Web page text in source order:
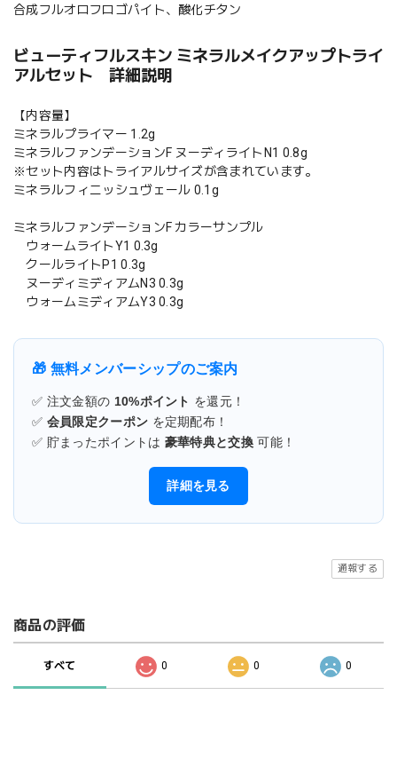
合成フルオロフロゴパイト、酸化チタン
ビューティフルスキン ミネラルメイクアップトライ
アルセット 詳細説明
【内容量】
ミネラルプライマー 1.2g
ミネラルファンデーションF ヌーディライトN1 0.8g
※セット内容はトライアルサイズが含まれています。
ミネラルフィニッシュヴェール 0.1g
ミネラルファンデーションF カラーサンプル
ウォームライトY1 0.3g
クールライトP1 0.3g
ヌーディミディアムN3 0.3g
ウォームミディアムY3 0.3g
🎁 無料メンバーシップのご案内
✅ 注文金額の 10%ポイント を還元！
✅ 会員限定クーポン を定期配布！
✅ 貯まったポイントは 豪華特典と交換 可能！
詳細を見る
通報する
商品の評価
すべて 0 0 0